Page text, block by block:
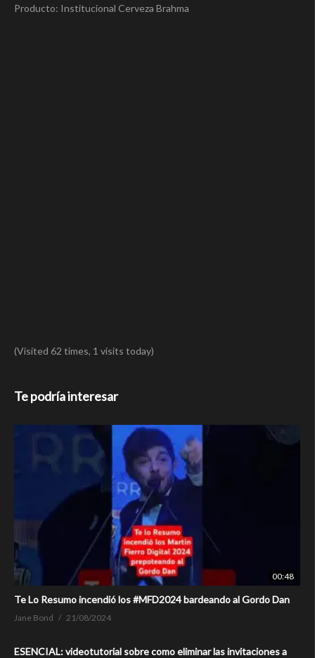
Producto: Institucional Cerveza Brahma
(Visited 62 times, 1 visits today)
Te podría interesar
00:48
Te Lo Resumo incendió los #MFD2024 bardeando al Gordo Dan
Jane Bond 21/08/2024
ESENCIAL: videotutorial sobre como eliminar las invitaciones a